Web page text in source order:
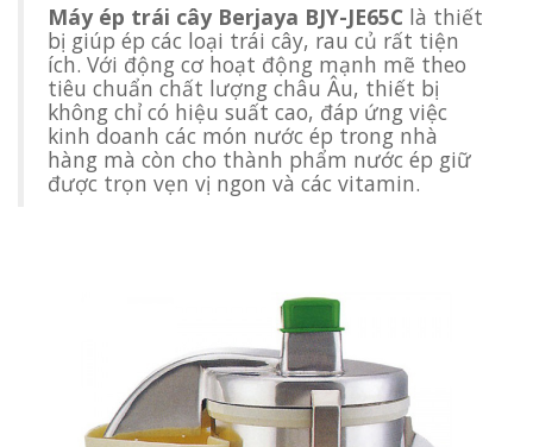
Máy ép trái cây Berjaya BJY-JE65C là thiết
bị giúp ép các loại trái cây, rau củ rất tiện
ích. Với động cơ hoạt động mạnh mẽ theo
tiêu chuẩn chất lượng châu Âu, thiết bị
không chỉ có hiệu suất cao, đáp ứng việc
kinh doanh các món nước ép trong nhà
hàng mà còn cho thành phẩm nước ép giữ
được trọn vẹn vị ngon và các vitamin.